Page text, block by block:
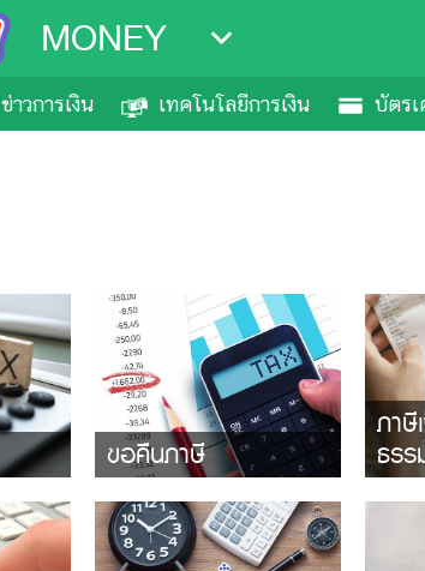
MONEY
ข่าวการเงิน เทคโนโลยีการเงิน บัตร
ขอคืนภาษี
ภาษี
ธรร